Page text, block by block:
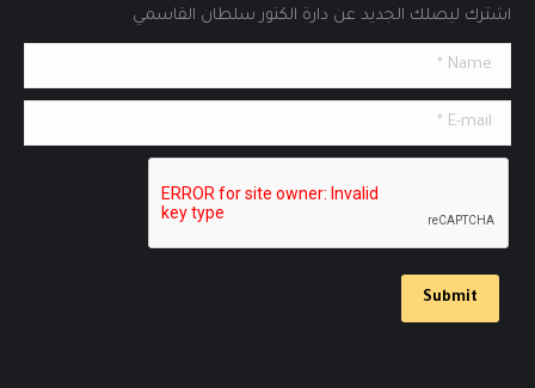
اشترك ليصلك الجديد عن دارة الكتور سلطان القاسمي
Name *
E-mail *
Submit